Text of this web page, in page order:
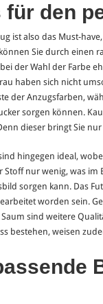
für den
ist also das Must-
Sie durch einen
der Wahl der Farbe
haben sich nicht
der Anzugsfarben,
sorgen können.
dieser bringt Sie
hingegen ideal,
Stoff nur wenig, was
sorgen kann. Das
worden sein.
sind weitere
bestehen, weisen